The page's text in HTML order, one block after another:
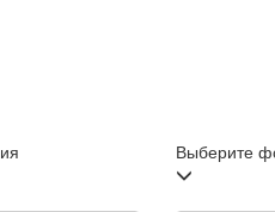
Выберите